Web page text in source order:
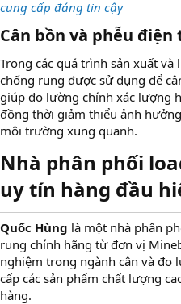
cung cấp đáng tin cậy
Cân bồn và phễu điện
Trong các quá trình sản xuất
chống rung được sử dụng để
giúp đo lường chính xác lượng
đồng thời giảm thiểu ảnh
môi trường xung quanh.
Nhà phân phối
uy tín hàng đầu
Quốc Hùng là một nhà phân
rung chính hãng từ đơn vị
nghiệm trong ngành cân và đo
cấp các sản phẩm chất lượng
hàng.